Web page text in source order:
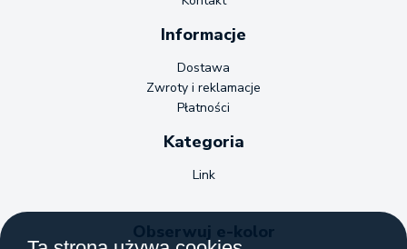
Informacje
Dostawa
Zwroty i reklamacje
Płatności
Kategoria
Link
Obserwuj e-kolor